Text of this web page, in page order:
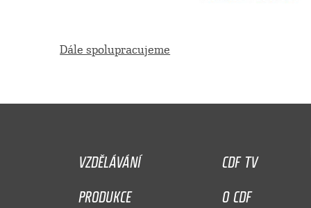
Dále spolupracujeme
VZDĚLÁVÁNÍ
CDF TV
PRODUKCE
O CDF